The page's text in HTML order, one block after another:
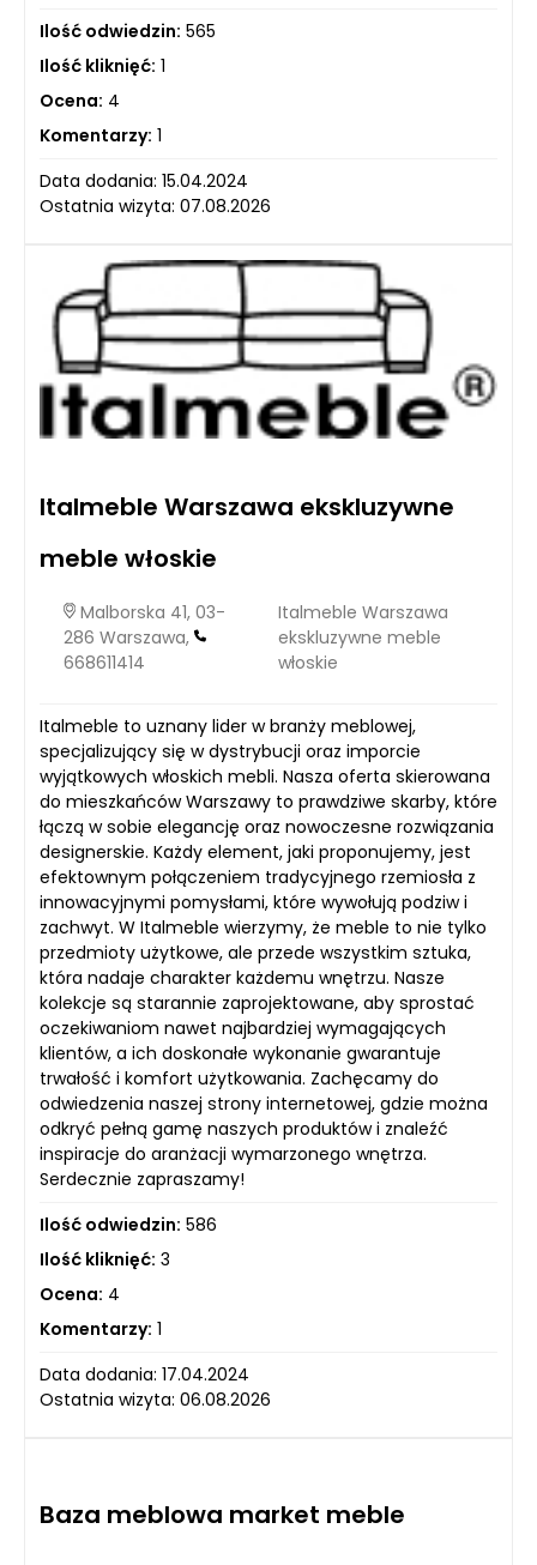
Ilość odwiedzin: 565
Ilość kliknięć: 1
Ocena: 4
Komentarzy: 1
Data dodania: 15.04.2024
Ostatnia wizyta: 07.08.2026
Italmeble Warszawa ekskluzywne
meble włoskie
Malborska 41, 03-
286 Warszawa,
668611414
Italmeble Warszawa
ekskluzywne meble
włoskie
Italmeble to uznany lider w branży meblowej,
specjalizujący się w dystrybucji oraz imporcie
wyjątkowych włoskich mebli. Nasza oferta skierowana
do mieszkańców Warszawy to prawdziwe skarby, które
łączą w sobie elegancję oraz nowoczesne rozwiązania
designerskie. Każdy element, jaki proponujemy, jest
efektownym połączeniem tradycyjnego rzemiosła z
innowacyjnymi pomysłami, które wywołują podziw i
zachwyt. W Italmeble wierzymy, że meble to nie tylko
przedmioty użytkowe, ale przede wszystkim sztuka,
która nadaje charakter każdemu wnętrzu. Nasze
kolekcje są starannie zaprojektowane, aby sprostać
oczekiwaniom nawet najbardziej wymagających
klientów, a ich doskonałe wykonanie gwarantuje
trwałość i komfort użytkowania. Zachęcamy do
odwiedzenia naszej strony internetowej, gdzie można
odkryć pełną gamę naszych produktów i znaleźć
inspiracje do aranżacji wymarzonego wnętrza.
Serdecznie zapraszamy!
Ilość odwiedzin: 586
Ilość kliknięć: 3
Ocena: 4
Komentarzy: 1
Data dodania: 17.04.2024
Ostatnia wizyta: 06.08.2026
Baza meblowa market meble